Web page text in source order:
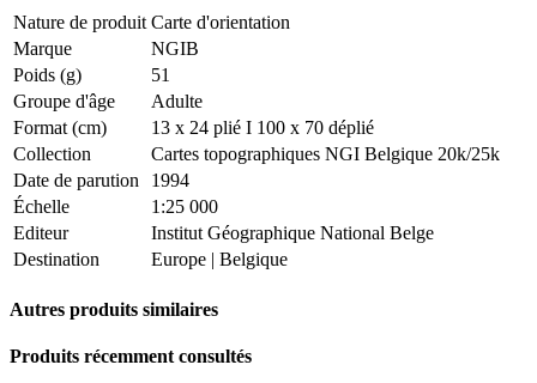
Nature de produit Carte d'orientation
Marque
NGIB
Poids (g)
51
Groupe d'âge
Adulte
Format (cm)
13 x 24 plié I 100 x 70 déplié
Collection
Cartes topographiques NGI Belgique 20k/25k
Date de parution
1994
Échelle
1:25 000
Editeur
Institut Géographique National Belge
Destination
Europe | Belgique
Autres produits similaires
Produits récemment consultés